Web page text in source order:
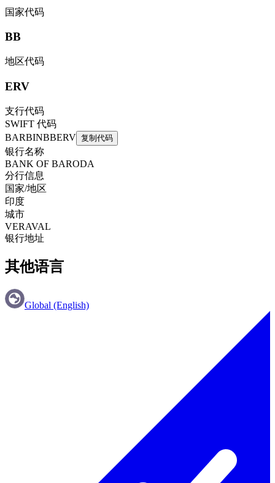
国家代码
BB
地区代码
ERV
支行代码
SWIFT 代码
BARBINBBERV 复制代码
银行名称
BANK OF BARODA
分行信息
国家/地区
印度
城市
VERAVAL
银行地址
其他语言
Global (English)